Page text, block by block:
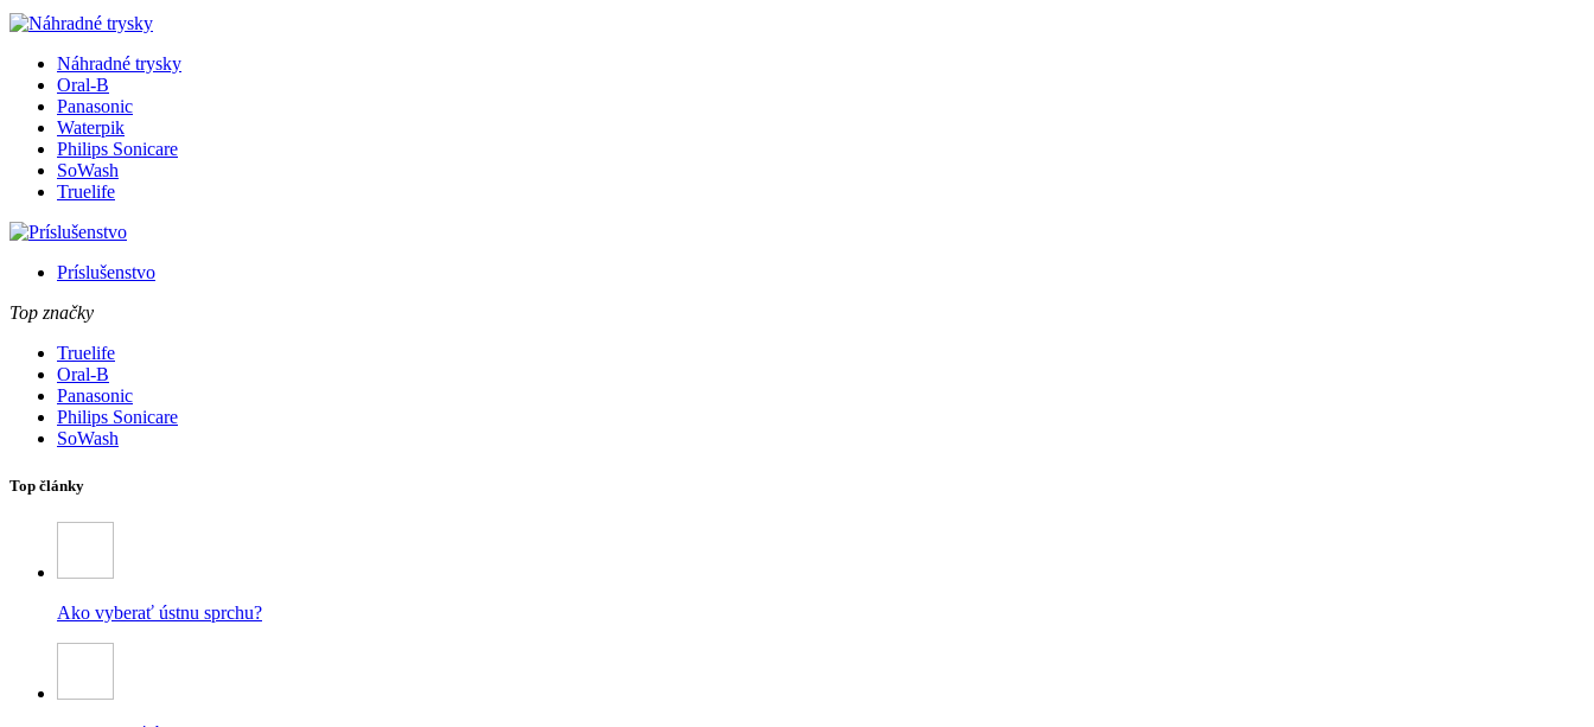
Náhradné trysky
Oral-B
Panasonic
Waterpik
Philips Sonicare
SoWash
Truelife
Príslušenstvo
Top značky
Truelife
Oral-B
Panasonic
Philips Sonicare
SoWash
Top články
Ako vyberať ústnu sprchu?